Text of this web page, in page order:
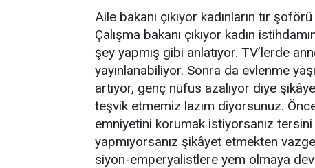
Aile bakanı çıkıyor kadınların tır
Çalışma bakanı çıkıyor kadın
şey yapmış gibi anlatıyor. TV’lerde
yayınlanabiliyor. Sonra da evlenme
artıyor, genç nüfus azalıyor diye
teşvik etmemiz lazım diyorsunuz.
emniyetini korumak istiyorsanız
yapmıyorsanız şikâyet etmekten
siyon-emperyalistlere yem olmaya